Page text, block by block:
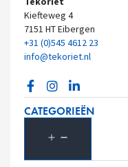
Kiefteweg 4
7151 HT Eibergen
+31 (0)545 4612 23
info@tekoriet.nl
CATEGORIEËN